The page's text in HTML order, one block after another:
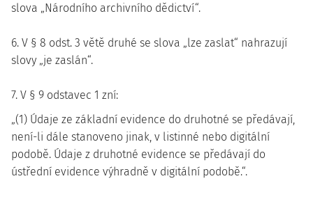
slova „Národního archivního dědictví“.
6. V § 8 odst. 3 větě druhé se slova „lze zaslat“ nahrazují
slovy „je zaslán“.
7. V § 9 odstavec 1 zní:
„(1) Údaje ze základní evidence do druhotné se předávají,
není-li dále stanoveno jinak, v listinné nebo digitální
podobě. Údaje z druhotné evidence se předávají do
ústřední evidence výhradně v digitální podobě.“.